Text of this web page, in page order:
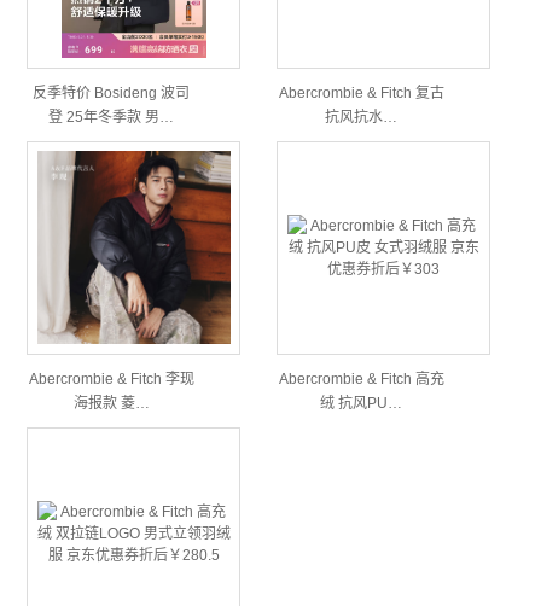
反季特价 Bosideng 波司
登 25年冬季款 男…
Abercrombie & Fitch 复古
抗风抗水…
Abercrombie & Fitch 李现
海报款 菱…
Abercrombie & Fitch 高充
绒 抗风PU…